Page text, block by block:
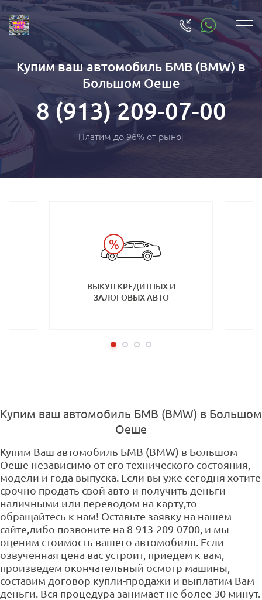
Купим ваш автомобиль БМВ (BMW) в
Большом Оеше
8 (913) 209-07-00
Платим до 96% от ры
ВЫКУП КРЕДИТНЫХ И
ЗАЛОГОВЫХ АВТО
Купим ваш автомобиль БМВ (BMW) в Большом
Оеше
Купим Ваш автомобиль БМВ (BMW) в Большом
Оеше независимо от его технического состояния,
модели и года выпуска. Если вы уже сегодня хотите
срочно продать свой авто и получить деньги
наличными или переводом на карту,то
обращайтесь к нам! Оставьте заявку на нашем
сайте,либо позвоните на 8-913-209-0700, и мы
оценим стоимость вашего автомобиля. Если
озвученная цена вас устроит, приедем к вам,
произведем окончательный осмотр машины,
составим договор купли-продажи и выплатим Вам
деньги. Вся процедура занимает не более 30 минут.